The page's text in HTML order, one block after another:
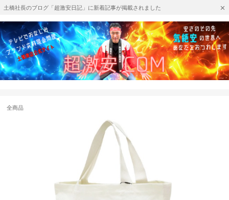
土橋社長のブログ「超激安日記」に新着記事が掲載されました
全商品